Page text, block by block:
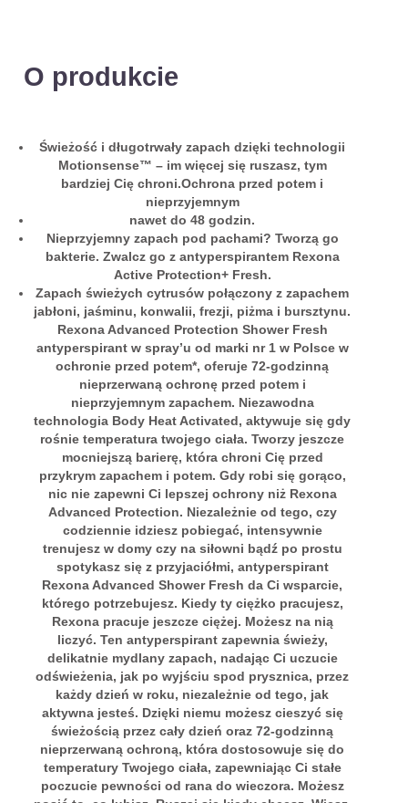
O produkcie
Świeżość i długotrwały zapach dzięki technologii
Motionsense™ – im więcej się ruszasz, tym
bardziej Cię chroni.Ochrona przed potem i
nieprzyjemnym
nawet do 48 godzin.
Nieprzyjemny zapach pod pachami? Tworzą go
bakterie. Zwalcz go z antyperspirantem Rexona
Active Protection+ Fresh.
Zapach świeżych cytrusów połączony z zapachem
jabłoni, jaśminu, konwalii, frezji, piżma i bursztynu.
Rexona Advanced Protection Shower Fresh
antyperspirant w spray’u od marki nr 1 w Polsce w
ochronie przed potem*, oferuje 72-godzinną
nieprzerwaną ochronę przed potem i
nieprzyjemnym zapachem. Niezawodna
technologia Body Heat Activated, aktywuje się gdy
rośnie temperatura twojego ciała. Tworzy jeszcze
mocniejszą barierę, która chroni Cię przed
przykrym zapachem i potem. Gdy robi się gorąco,
nic nie zapewni Ci lepszej ochrony niż Rexona
Advanced Protection. Niezależnie od tego, czy
codziennie idziesz pobiegać, intensywnie
trenujesz w domy czy na siłowni bądź po prostu
spotykasz się z przyjaciółmi, antyperspirant
Rexona Advanced Shower Fresh da Ci wsparcie,
którego potrzebujesz. Kiedy ty ciężko pracujesz,
Rexona pracuje jeszcze ciężej. Możesz na nią
liczyć. Ten antyperspirant zapewnia świeży,
delikatnie mydlany zapach, nadając Ci uczucie
odświeżenia, jak po wyjściu spod prysznica, przez
każdy dzień w roku, niezależnie od tego, jak
aktywna jesteś. Dzięki niemu możesz cieszyć się
świeżością przez cały dzień oraz 72-godzinną
nieprzerwaną ochroną, która dostosowuje się do
temperatury Twojego ciała, zapewniając Ci stałe
poczucie pewności od rana do wieczora. Możesz